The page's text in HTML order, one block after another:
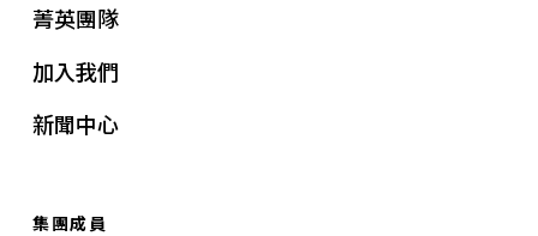
菁英團隊
加入我們
新聞中心
集團成員